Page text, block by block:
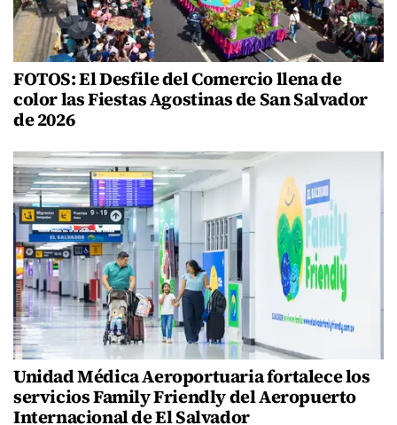
FOTOS: El Desfile del Comercio llena de
color las Fiestas Agostinas de San Salvador
de 2026
Unidad Médica Aeroportuaria fortalece los
servicios Family Friendly del Aeropuerto
Internacional de El Salvador